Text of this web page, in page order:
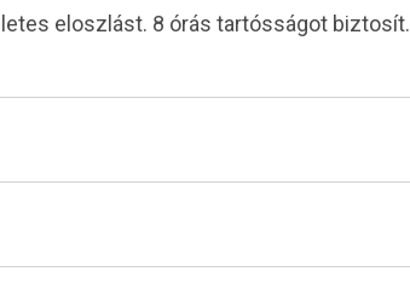
eloszlást. 8 órás tartósságot biztosít.